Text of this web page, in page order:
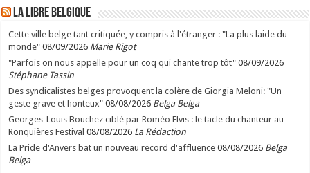
LA Libre Belgique
Cette ville belge tant critiquée, y compris à l'étranger : "La plus laide du
monde" 08/09/2026 Marie Rigot
"Parfois on nous appelle pour un coq qui chante trop tôt" 08/09/2026
Stéphane Tassin
Des syndicalistes belges provoquent la colère de Giorgia Meloni: "Un
geste grave et honteux" 08/08/2026 Belga Belga
Georges-Louis Bouchez ciblé par Roméo Elvis : le tacle du chanteur au
Ronquières Festival 08/08/2026 La Rédaction
La Pride d'Anvers bat un nouveau record d'affluence 08/08/2026 Belga
Belga